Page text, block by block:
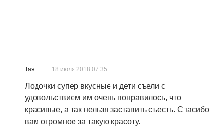
Тая 18 июля 2018 07:35
Лодочки супер вкусные и дети съели с
удовольствием им очень понравилось, что
красивые, а так нельзя заставить съесть. Спасибо
вам огромное за такую красоту.